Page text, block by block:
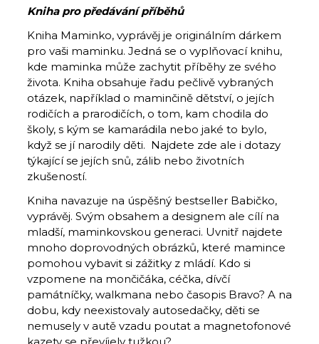
Kniha pro předávání příběhů
Kniha Maminko, vyprávěj je originálním dárkem
pro vaši maminku. Jedná se o vyplňovací knihu,
kde maminka může zachytit příběhy ze svého
života. Kniha obsahuje řadu pečlivě vybraných
otázek, například o maminčině dětství, o jejích
rodičích a prarodičích, o tom, kam chodila do
školy, s kým se kamarádila nebo jaké to bylo,
když se jí narodily děti. Najdete zde ale i dotazy
týkající se jejích snů, zálib nebo životních
zkušeností.
Kniha navazuje na úspěšný bestseller Babičko,
vyprávěj. Svým obsahem a designem ale cílí na
mladší, maminkovskou generaci. Uvnitř najdete
mnoho doprovodných obrázků, které mamince
pomohou vybavit si zážitky z mládí. Kdo si
vzpomene na mončičáka, céčka, dívčí
památníčky, walkmana nebo časopis Bravo? A na
dobu, kdy neexistovaly autosedačky, děti se
nemusely v autě vzadu poutat a magnetofonové